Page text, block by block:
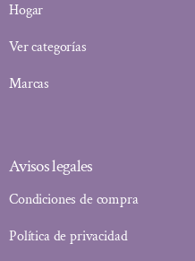
Hogar
Ver categorías
Marcas
Avisos legales
Condiciones de compra
Política de privacidad